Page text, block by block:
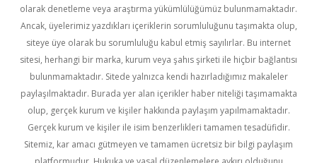
olarak denetleme veya araştırma yükümlülüğümüz bulunmamaktadır.
Ancak, üyelerimiz yazdıkları içeriklerin sorumluluğunu taşımakta olup,
siteye üye olarak bu sorumluluğu kabul etmiş sayılırlar. Bu internet
sitesi, herhangi bir marka, kurum veya şahıs şirketi ile hiçbir bağlantısı
bulunmamaktadır. Sitede yalnızca kendi hazırladığımız makaleler
paylaşılmaktadır. Burada yer alan içerikler haber niteliği taşımamakta
olup, gerçek kurum ve kişiler hakkında paylaşım yapılmamaktadır.
Gerçek kurum ve kişiler ile isim benzerlikleri tamamen tesadüfidir.
Sitemiz, kar amacı gütmeyen ve tamamen ücretsiz bir bilgi paylaşım